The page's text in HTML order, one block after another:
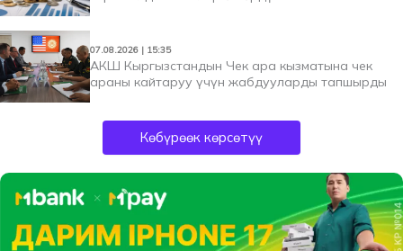
07.08.2026 | 15:35
АКШ Кыргызстандын Чек ара кызматына чек
араны кайтаруу үчүн жабдууларды тапшырды
Көбүрөөк көрсөтүү